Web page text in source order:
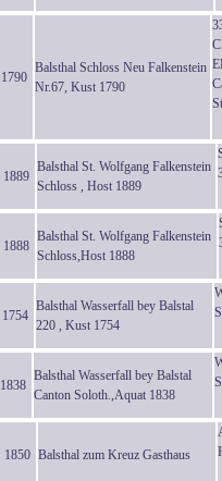
1790
Balsthal Schloss Neu Falkenstein
Nr.67, Kust 1790
1889
Balsthal St. Wolfgang Falkenstein
Schloss , Host 1889
1888
Balsthal St. Wolfgang Falkenstein
Schloss,Host 1888
1754
Balsthal Wasserfall bey Balstal
220 , Kust 1754
1838
Balsthal Wasserfall bey Balstal
Canton Soloth.,Aquat 1838
1850 Balsthal zum Kreuz Gasthaus